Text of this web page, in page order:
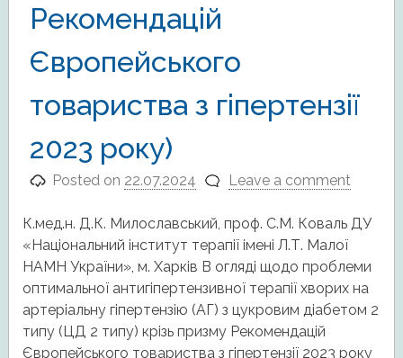
Рекомендацій
Європейського
товариства з гіпертензії
2023 року)
Posted on 22.07.2024 Leave a comment
К.мед.н. Д.К. Милославський, проф. С.М. Коваль ДУ
«Національний інститут терапії імені Л.Т. Малої
НАМН України», м. Харків В огляді щодо проблеми
оптимальної антигіпертензивної терапії хворих на
артеріальну гіпертензію (АГ) з цукровим діабетом 2
типу (ЦД 2 типу) крізь призму Рекомендацій
Європейського товариства з гіпертензії 2023 року